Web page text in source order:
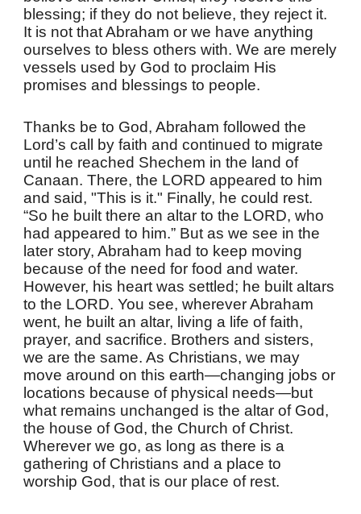
blessing; if they do not believe, they reject it.
It is not that Abraham or we have anything
ourselves to bless others with. We are merely
vessels used by God to proclaim His
promises and blessings to people.
Thanks be to God, Abraham followed the
Lord’s call by faith and continued to migrate
until he reached Shechem in the land of
Canaan. There, the LORD appeared to him
and said, "This is it." Finally, he could rest.
“So he built there an altar to the LORD, who
had appeared to him.” But as we see in the
later story, Abraham had to keep moving
because of the need for food and water.
However, his heart was settled; he built altars
to the LORD. You see, wherever Abraham
went, he built an altar, living a life of faith,
prayer, and sacrifice. Brothers and sisters,
we are the same. As Christians, we may
move around on this earth—changing jobs or
locations because of physical needs—but
what remains unchanged is the altar of God,
the house of God, the Church of Christ.
Wherever we go, as long as there is a
gathering of Christians and a place to
worship God, that is our place of rest.